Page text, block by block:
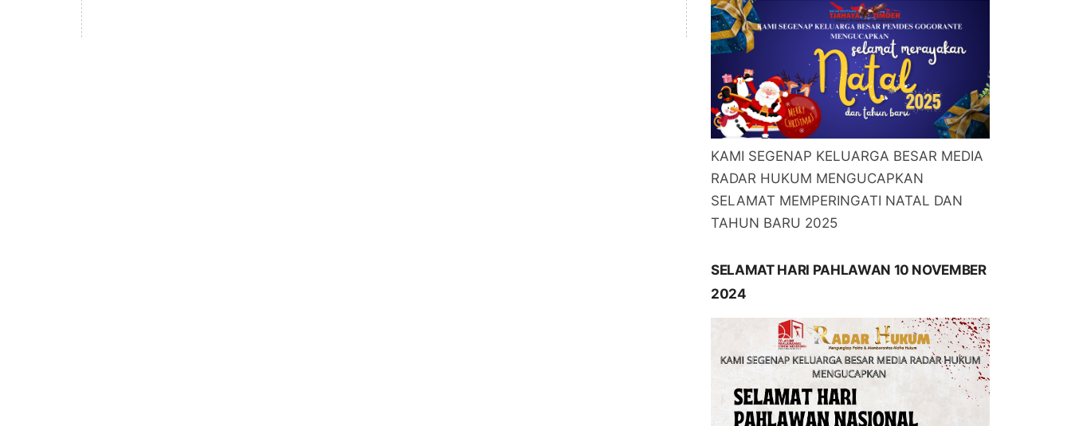
KAMI SEGENAP KELUARGA BESAR MEDIA
RADAR HUKUM MENGUCAPKAN
SELAMAT MEMPERINGATI NATAL DAN
TAHUN BARU 2025
SELAMAT HARI PAHLAWAN 10 NOVEMBER
2024